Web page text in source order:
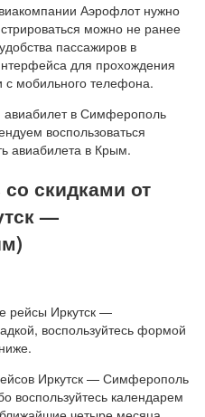
Аэрофлот нужно
можно не ранее
пассажиров в
для прохождения
с мобильного телефона.
авиабилет в Симферополь
воспользоваться
авиабилета в Крым.
скидками от
—
рейсы Иркутск —
воспользуйтесь формой
Иркутск — Симферополь
воспользуйтесь календарем